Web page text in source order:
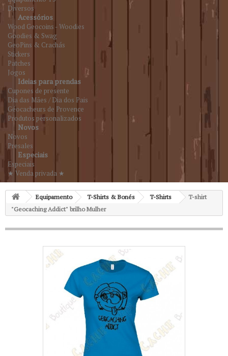
Diversos
Acessórios
Wood Geocoins - Woodies
Goodies & Swag
GeoPins & Crachás
Stickers
Patches
Jogos
Ideias para prendas
Cupones de presente
Dia das Mães / Dia dos Pais
Géocacheurs de Provence
Produtos personalizados
Novos
Novos
Presales
Especiais
Especiais
★ Venda privada ★
Equipamento T-Shirts & Bonés T-Shirts
T-shirt
"Geocaching Addict" brilho Mulher